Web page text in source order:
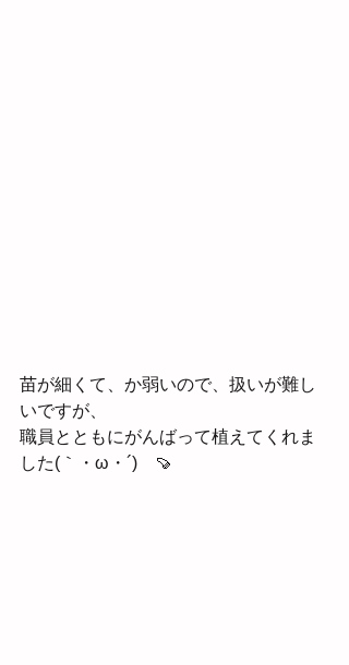
苗が細くて、か弱いので、扱いが難し
いですが、
職員とともにがんばって植えてくれま
した(｀・ω・´)ゞ🍠